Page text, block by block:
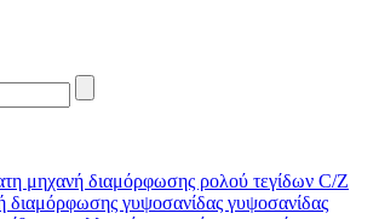
μηχανή διαμόρφωσης ρολού τεγίδων C/Z
διαμόρφωσης γυψοσανίδας γυψοσανίδας